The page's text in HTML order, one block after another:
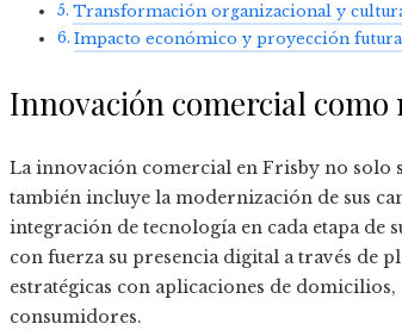
Transformación organizacional y
Impacto económico y proyección futura
Innovación comercial
La innovación comercial en Frisby no solo
también incluye la modernización de sus
integración de tecnología en cada etapa de
con fuerza su presencia digital a través de
estratégicas con aplicaciones de
consumidores.